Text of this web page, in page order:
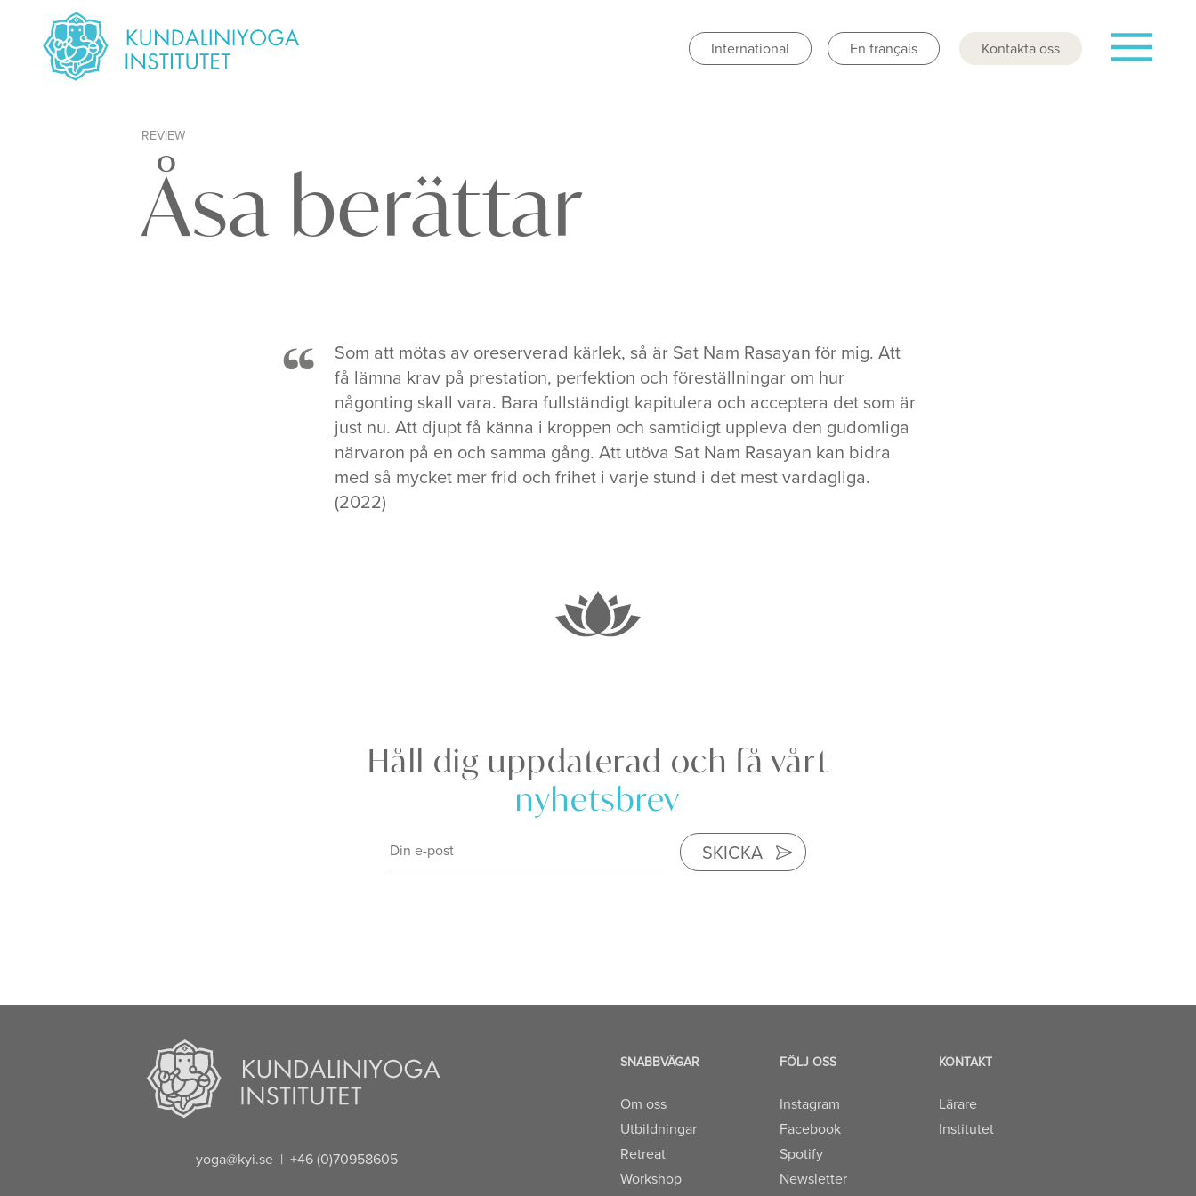
International En français Kontakta oss
REVIEW
Åsa berättar
Som att mötas av oreserverad kärlek, så är Sat Nam Rasayan för mig. Att
få lämna krav på prestation, perfektion och föreställningar om hur
någonting skall vara. Bara fullständigt kapitulera och acceptera det som är
just nu. Att djupt få känna i kroppen och samtidigt uppleva den gudomliga
närvaron på en och samma gång. Att utöva Sat Nam Rasayan kan bidra
med så mycket mer frid och frihet i varje stund i det mest vardagliga.
(2022)
Håll dig uppdaterad och få vårt
nyhetsbrev
SKICKA
yoga@kyi.se | +46 (0)70958605
SNABBVÄGAR
Om oss
Utbildningar
Retreat
Workshop
FÖLJ OSS
Instagram
Facebook
Spotify
Newsletter
KONTAKT
Lärare
Institutet